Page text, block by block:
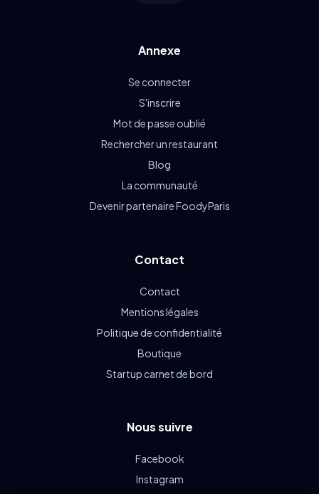
Annexe
Se connecter
S'inscrire
Mot de passe oublié
Rechercher un restaurant
Blog
La communauté
Devenir partenaire FoodyParis
Contact
Contact
Mentions légales
Politique de confidentialité
Boutique
Startup carnet de bord
Nous suivre
Facebook
Instagram